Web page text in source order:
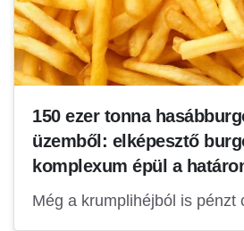
150 ezer tonna
üzemből: elképesztő
komplexum épül a
Még a krumplihéjból is pénzt